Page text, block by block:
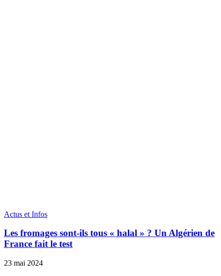
Actus et Infos
Les fromages sont-ils tous « halal » ? Un Algérien de
France fait le test
23 mai 2024